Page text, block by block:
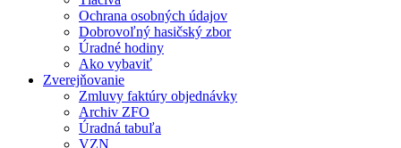
Ochrana osobných údajov
Dobrovoľný hasičský zbor
Úradné hodiny
Ako vybaviť
Zverejňovanie
Zmluvy faktúry objednávky
Archiv ZFO
Úradná tabuľa
VZN